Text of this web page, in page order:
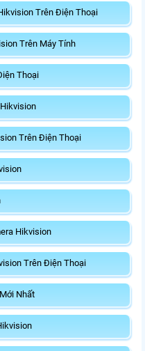
Trên Điện Thoại
Trên Máy Tính
Thoại
Trên Điện Thoại
Hikvision
Trên Điện Thoại
Nhất